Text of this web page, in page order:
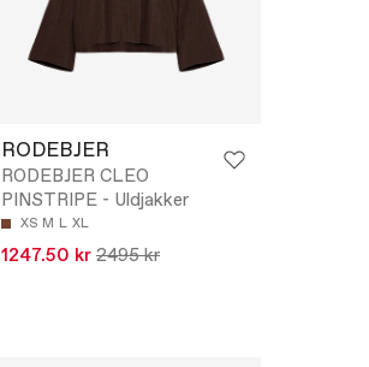
RODEBJER
RODEBJER CLEO
PINSTRIPE - Uldjakker
XS M L XL
1247.50 kr 2495 kr